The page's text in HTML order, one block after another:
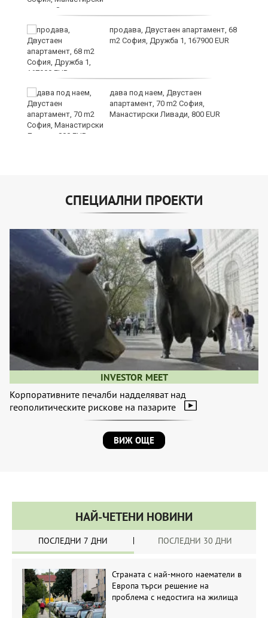
продава, Двустаен апартамент, 68
m2 София, Дружба 1, 167900 EUR
дава под наем, Двустаен
апартамент, 70 m2 София,
Манастирски Ливади, 800 EUR
СПЕЦИАЛНИ ПРОЕКТИ
INVESTOR MEET
Корпоративните печалби надделяват над
геополитическите рискове на пазарите
ВИЖ ОЩЕ
НАЙ-ЧЕТЕНИ НОВИНИ
ПОСЛЕДНИ 7 ДНИ ПОСЛЕДНИ 30 ДНИ
Страната с най-много наематели в
Европа търси решение на
проблема с недостига на жилища